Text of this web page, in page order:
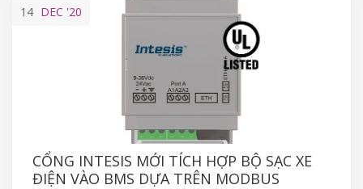
14 DEC '20
CỔNG INTESIS MỚI TÍCH HỢP BỘ SẠC XE
ĐIỆN VÀO BMS DỰA TRÊN MODBUS